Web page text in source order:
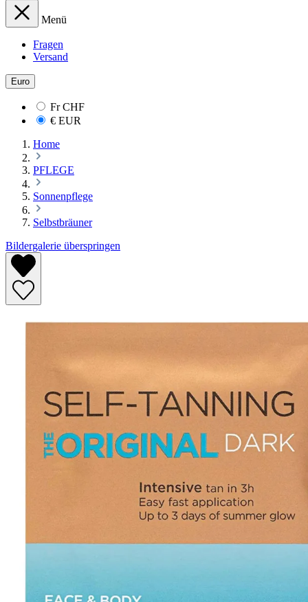
Menü
Fragen
Versand
Euro
FrCHF
€ EUR
Home
PFLEGE
Sonnenpflege
Selbstbräuner
Bildergalerie überspringen